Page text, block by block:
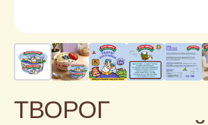
ТВОРОГ